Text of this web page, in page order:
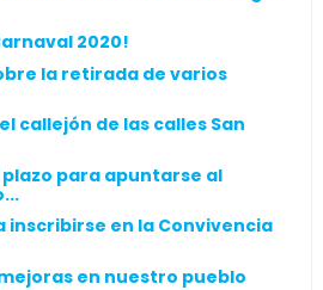
2020!
la retirada de varios
callejón de las calles San
para apuntarse al
inscribirse en la Convivencia
en nuestro pueblo